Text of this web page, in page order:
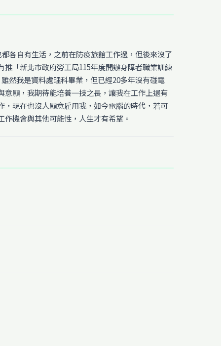
各自有生活，之前在防疫旅館工作過，但後來沒了
「新北市政府勞工局115年度開辦身障者職業訓練
然我是資料處理科畢業，但已經20多年沒有碰電
願，我期待能培養一技之長，讓我在工作上還有
現在也沒人願意雇用我，如今電腦的時代，若可
機會與其他可能性，人生才有希望。